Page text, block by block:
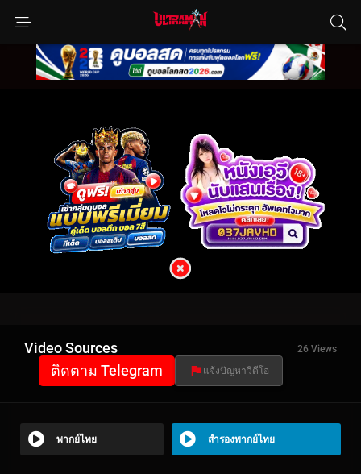
Video Sources 26 Views
ติดตาม Telegram แจ้งปัญหาวีดีโอ
พากย์ไทย สำรองพากย์ไทย